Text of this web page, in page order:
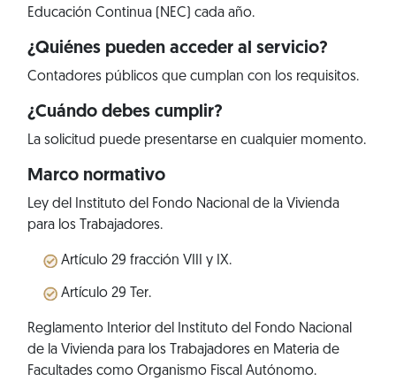
Educación Continua (NEC) cada año.
¿Quiénes pueden acceder al servicio?
Contadores públicos que cumplan con los requisitos.
¿Cuándo debes cumplir?
La solicitud puede presentarse en cualquier momento.
Marco normativo
Ley del Instituto del Fondo Nacional de la Vivienda
para los Trabajadores.
Artículo 29 fracción VIII y IX.
Artículo 29 Ter.
Reglamento Interior del Instituto del Fondo Nacional
de la Vivienda para los Trabajadores en Materia de
Facultades como Organismo Fiscal Autónomo.